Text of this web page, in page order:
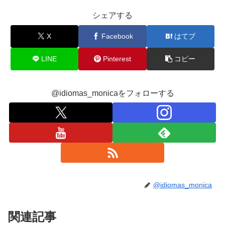
シェアする
X Facebook はてブ
LINE Pinterest コピー
@idiomas_monicaをフォローする
@idiomas_monica
関連記事